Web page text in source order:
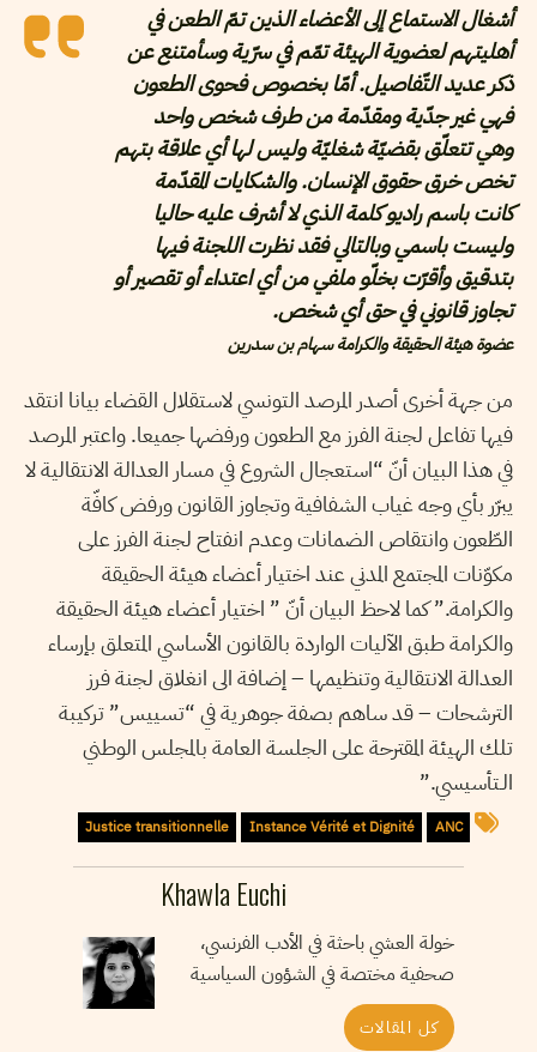
أشغال الاستماع إلى الأعضاء الذين تمّ الطعن في
أهليتهم لعضوية الهيئة تمّم في سرّية وسأمتنع عن
ذكر عديد التّفاصيل. أمّا بخصوص فحوى الطعون
فهي غير جدّية ومقدّمة من طرف شخص واحد
وهي تتعلّق بقضيّة شغليّة وليس لها أي علاقة بتهم
تخص خرق حقوق الإنسان. والشكايات المقدّمة
كانت باسم راديو كلمة الذي لا أشرف عليه حاليا
وليست باسمي وبالتالي فقد نظرت اللجنة فيها
بتدقيق وأقرّت بخلّو ملفي من أي اعتداء أو تقصير أو
تجاوز قانوني في حق أي شخص.
عضوة هيئة الحقيقة والكرامة سهام بن سدرين
من جهة أخرى أصدر المرصد التونسي لاستقلال القضاء بيانا انتقد
فيها تفاعل لجنة الفرز مع الطعون ورفضها جميعا. واعتبر المرصد
في هذا البيان أنّ “استعجال الشروع في مسار العدالة الانتقالية لا
يبرّر بأي وجه غياب الشفافية وتجاوز القانون ورفض كافّة
الطّعون وانتقاص الضمانات وعدم انفتاح لجنة الفرز على
مكوّنات المجتمع المدني عند اختيار أعضاء هيئة الحقيقة
والكرامة.” كما لاحظ البيان أنّ ” اختيار أعضاء هيئة الحقيقة
والكرامة طبق الآليات الواردة بالقانون الأساسي المتعلق بإرساء
العدالة الانتقالية وتنظيمها – إضافة الى انغلاق لجنة فرز
الترشحات – قد ساهم بصفة جوهرية في “تسييس” تركيبة
تلك الهيئة المقترحة على الجلسة العامة بالمجلس الوطني
الـتأسيسي.”
ANC
Instance Vérité et Dignité
Justice transitionnelle
Khawla Euchi
خولة العشي باحثة في الأدب الفرنسي،
صحفية مختصة في الشؤون السياسية
كل المقالات